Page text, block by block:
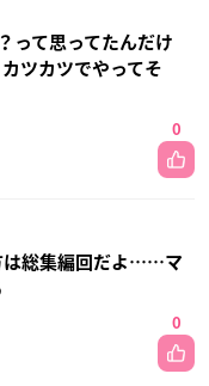
って思ってたんだけ
ツカツでやってそ
0
は総集編回だよ……マ
0